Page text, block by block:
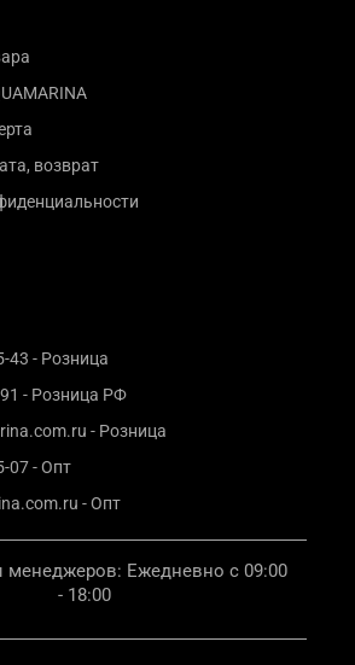
возврат
43 - Розница
- Розница РФ
- Розница
07 - Опт
- Опт
менеджеров: Ежедневно с 09:00
- 18:00